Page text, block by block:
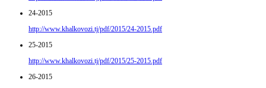
24-2015
http://www.khalkovozi.tj/pdf/2015/24-2015.pdf
25-2015
http://www.khalkovozi.tj/pdf/2015/25-2015.pdf
26-2015